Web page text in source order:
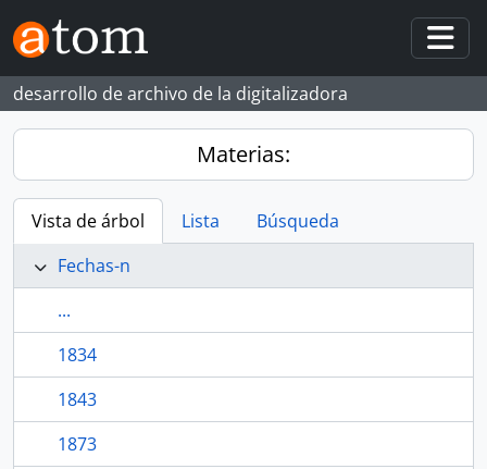
Skip to main content
desarrollo de archivo de la digitalizadora
Materias:
Vista de árbol Lista
Búsqueda
Fechas-n
...
1834
1843
1873